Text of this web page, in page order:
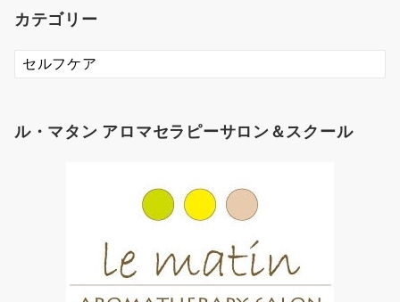
カテゴリー
カ
ー
ル・マタン アロマセラピーサロン＆スクール